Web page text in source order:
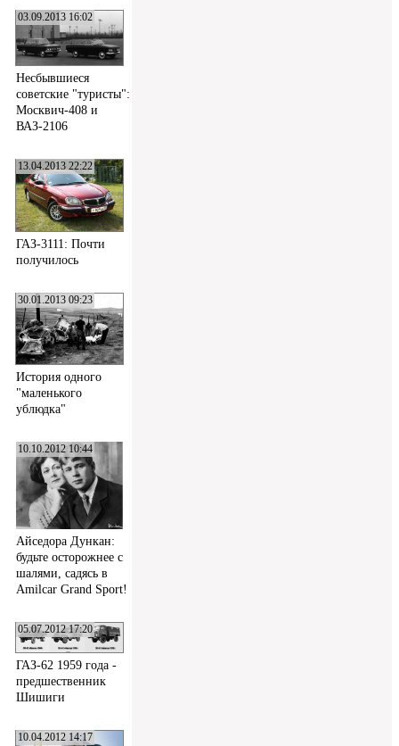
03.09.2013 16:02
Несбывшиеся
советские "туристы":
Москвич-408 и
ВАЗ-2106
13.04.2013 22:22
ГАЗ-3111: Почти
получилось
30.01.2013 09:23
История одного
"маленького
ублюдка"
10.10.2012 10:44
Айседора Дункан:
будьте осторожнее с
шалями, садясь в
Amilcar Grand Sport!
05.07.2012 17:20
ГАЗ-62 1959 года -
предшественник
Шишиги
10.04.2012 14:17